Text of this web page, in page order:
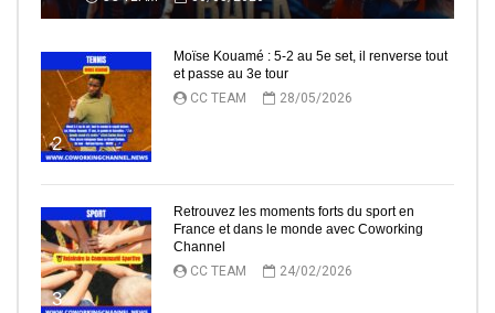
2
Moïse Kouamé : 5-2 au 5e set, il renverse tout
et passe au 3e tour
CC TEAM
28/05/2026
3
Retrouvez les moments forts du sport en
France et dans le monde avec Coworking
Channel
CC TEAM
24/02/2026